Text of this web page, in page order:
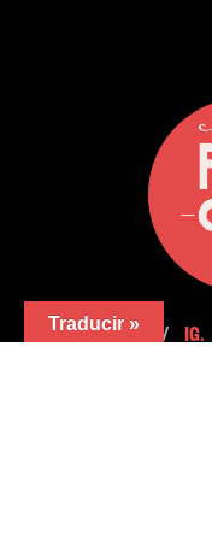
FB. /IG.
Traducir »